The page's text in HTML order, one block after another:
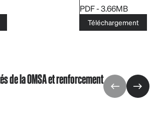
PDF - 3.66MB
Téléchargement
de la OMSA et renforcement